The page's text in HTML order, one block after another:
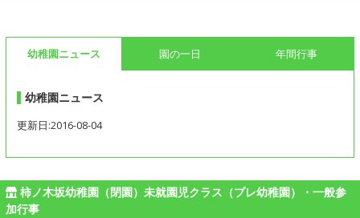
幼稚園ニュース 園の一日 年間行事
幼稚園ニュース
更新日:2016-08-04
柿ノ木坂幼稚園（閉園）未就園児クラス（プレ幼稚園）・一般参
加行事